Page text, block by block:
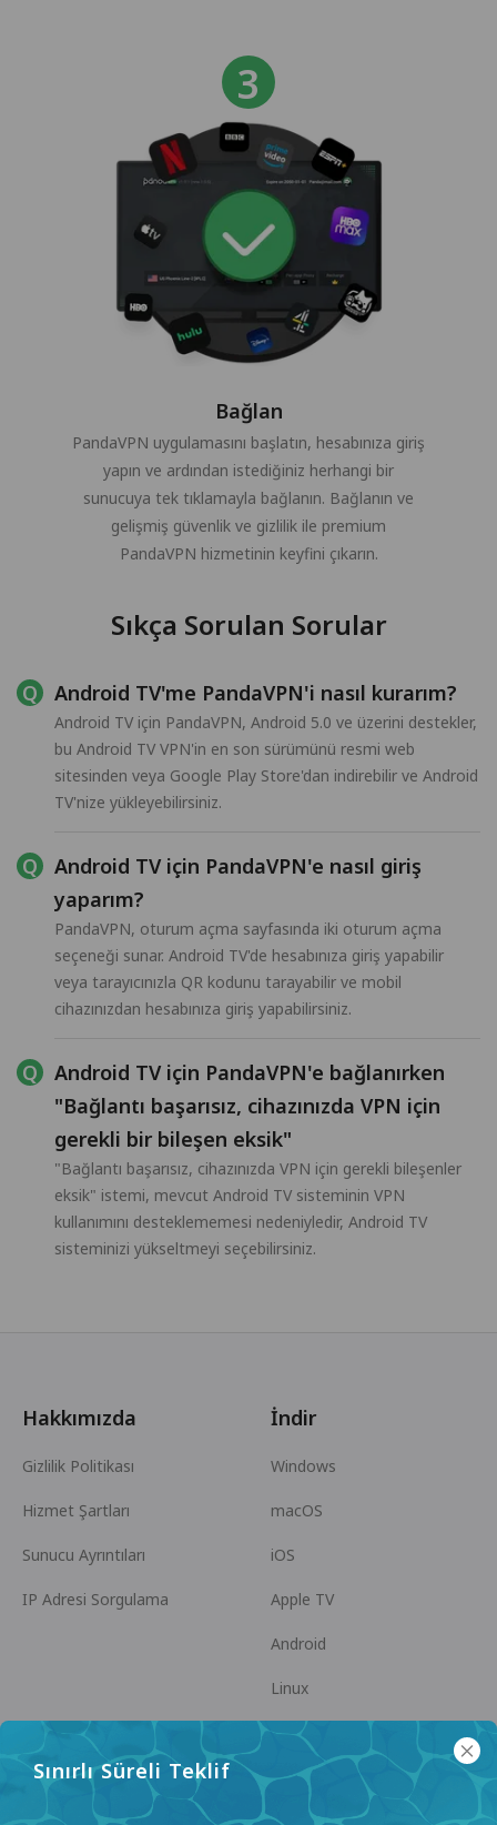
Bağlan
PandaVPN uygulamasını başlatın, hesabınıza giriş
yapın ve ardından istediğiniz herhangi bir
sunucuya tek tıklamayla bağlanın. Bağlanın ve
gelişmiş güvenlik ve gizlilik ile premium
PandaVPN hizmetinin keyfini çıkarın.
Sıkça Sorulan Sorular
Android TV'me PandaVPN'i nasıl kurarım?
Android TV için PandaVPN, Android 5.0 ve üzerini destekler,
bu Android TV VPN'in en son sürümünü resmi web
sitesinden veya Google Play Store'dan indirebilir ve Android
TV'nize yükleyebilirsiniz.
Android TV için PandaVPN'e nasıl giriş
yaparım?
PandaVPN, oturum açma sayfasında iki oturum açma
seçeneği sunar. Android TV'de hesabınıza giriş yapabilir
veya tarayıcınızla QR kodunu tarayabilir ve mobil
cihazınızdan hesabınıza giriş yapabilirsiniz.
Android TV için PandaVPN'e bağlanırken
"Bağlantı başarısız, cihazınızda VPN için
gerekli bir bileşen eksik"
"Bağlantı başarısız, cihazınızda VPN için gerekli bileşenler
eksik" istemi, mevcut Android TV sisteminin VPN
kullanımını desteklememesi nedeniyledir, Android TV
sisteminizi yükseltmeyi seçebilirsiniz.
Sınırlı Süreli Teklif
Hakkımızda
Gizlilik Politikası
Hizmet Şartları
Sunucu Ayrıntıları
IP Adresi Sorgulama
İndir
Windows
macOS
iOS
Apple TV
Android
Linux
Android TV
Yardım Merkezi İşbirliği